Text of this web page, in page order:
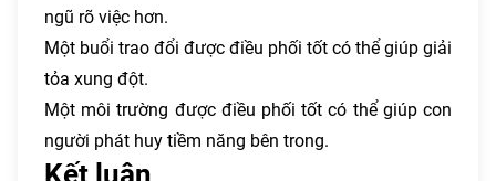
ngũ rõ việc hơn.
Một buổi trao đổi được điều phối tốt có thể giúp giải
tỏa xung đột.
Một môi trường được điều phối tốt có thể giúp con
người phát huy tiềm năng bên trong.
Kết luận